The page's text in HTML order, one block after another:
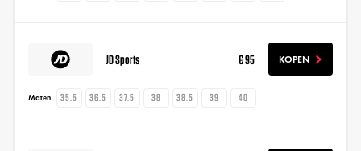
JD Sports € 95 KOPEN
Maten 35.5 36.5 37.5 38 38.5 39 40